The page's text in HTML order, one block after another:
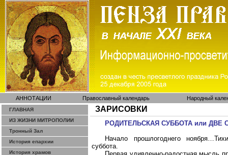
АННОТАЦИИ Православный календарь Народный
ГЛАВНАЯ
ИЗ ЖИЗНИ МИТРОПОЛИИ
Тронный Зал
История епархии
История храмов
ЗАРИСОВКИ
РОДИТЕЛЬСКАЯ СУББОТА или
Начало прошлогоднего
суббота.